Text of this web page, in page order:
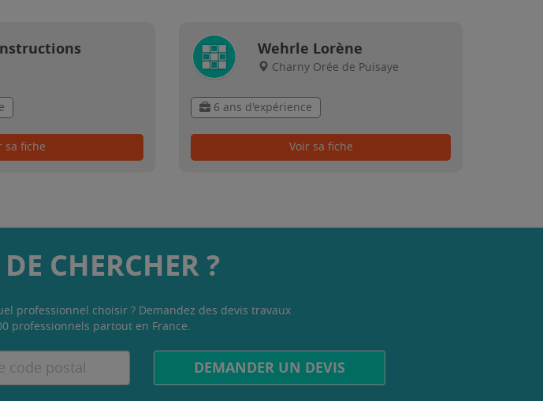
sa fiche
Wehrle Lorène
Charny Orée de Puisaye
6 ans d'expérience
Voir sa fiche
CHERCHER ?
professionnel choisir ? Demandez des devis travaux
professionnels partout en France.
DEMANDER UN DEVIS